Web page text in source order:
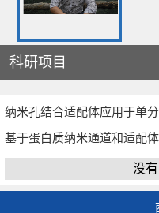
科研项目
纳米孔结合适配体应用于单
基于蛋白质纳米通道和适配
没